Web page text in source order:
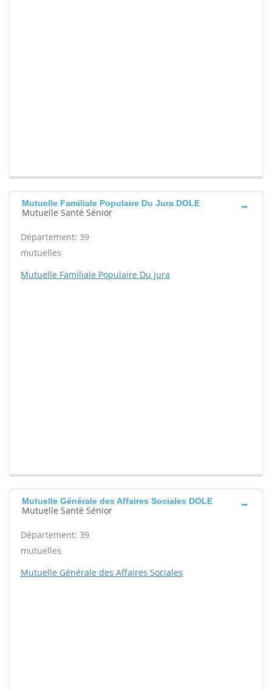
Mutuelle Familiale Populaire Du Jura DOLE
Mutuelle Santé Sénior
Département: 39
mutuelles
Mutuelle Familiale Populaire Du Jura
Mutuelle Générale des Affaires Sociales DOLE
Mutuelle Santé Sénior
Département: 39
mutuelles
Mutuelle Générale des Affaires Sociales